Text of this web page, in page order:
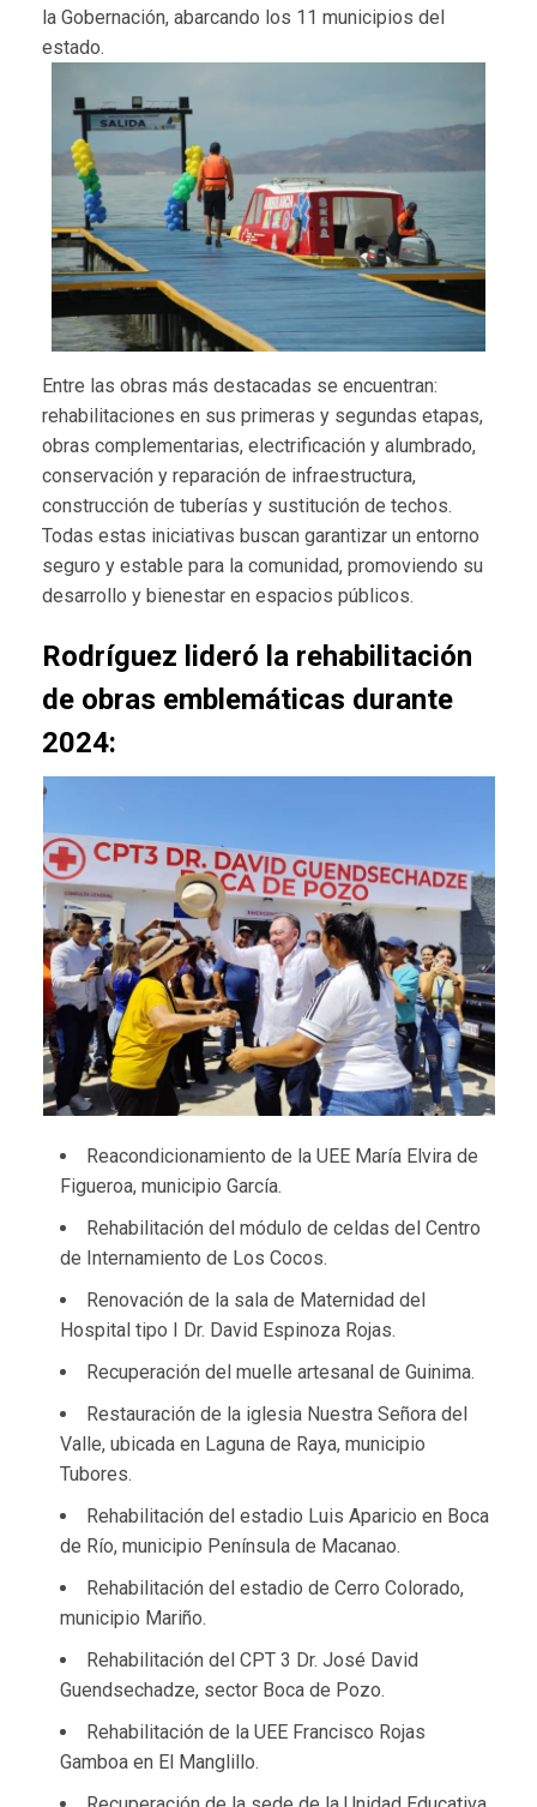
la Gobernación, abarcando los 11 municipios del
estado.
Entre las obras más destacadas se encuentran:
rehabilitaciones en sus primeras y segundas etapas,
obras complementarias, electrificación y alumbrado,
conservación y reparación de infraestructura,
construcción de tuberías y sustitución de techos.
Todas estas iniciativas buscan garantizar un entorno
seguro y estable para la comunidad, promoviendo su
desarrollo y bienestar en espacios públicos.
Rodríguez lideró la rehabilitación
de obras emblemáticas durante
2024:
Reacondicionamiento de la UEE María Elvira de
Figueroa, municipio García.
Rehabilitación del módulo de celdas del Centro
de Internamiento de Los Cocos.
Renovación de la sala de Maternidad del
Hospital tipo I Dr. David Espinoza Rojas.
Recuperación del muelle artesanal de Guinima.
Restauración de la iglesia Nuestra Señora del
Valle, ubicada en Laguna de Raya, municipio
Tubores.
Rehabilitación del estadio Luis Aparicio en Boca
de Río, municipio Península de Macanao.
Rehabilitación del estadio de Cerro Colorado,
municipio Mariño.
Rehabilitación del CPT 3 Dr. José David
Guendsechadze, sector Boca de Pozo.
Rehabilitación de la UEE Francisco Rojas
Gamboa en El Manglillo.